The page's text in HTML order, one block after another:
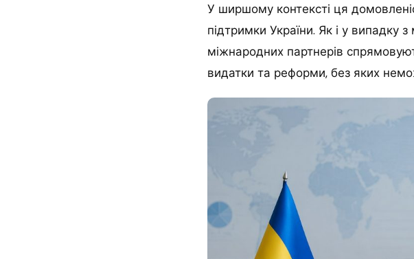
У ширшому контексті ця
підтримки України. Як і у випадку
міжнародних партнерів
видатки та реформи, без яких